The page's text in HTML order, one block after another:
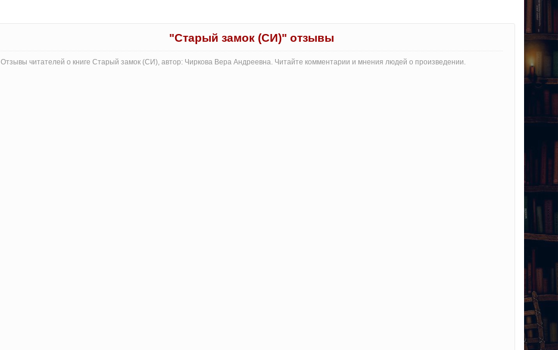
"Старый замок (СИ)" отзывы
Отзывы читателей о книге Старый замок (СИ), автор: Чиркова Вера Андреевна. Читайте комментарии и мнения людей о произведении.